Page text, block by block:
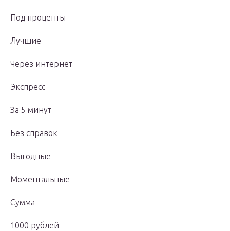
Под проценты
Лучшие
Через интернет
Экспресс
За 5 минут
Без справок
Выгодные
Моментальные
Сумма
1000 рублей